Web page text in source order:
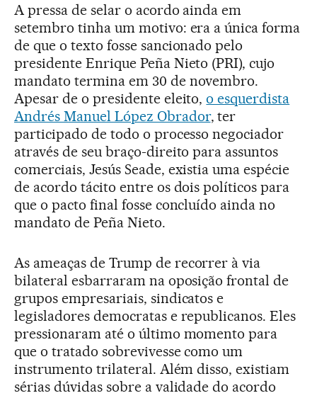
A pressa de selar o acordo ainda em
setembro tinha um motivo: era a única forma
de que o texto fosse sancionado pelo
presidente Enrique Peña Nieto (PRI), cujo
mandato termina em 30 de novembro.
Apesar de o presidente eleito,o esquerdista
Andrés Manuel López Obrador, ter
participado de todo o processo negociador
através de seu braço-direito para assuntos
comerciais, Jesús Seade, existia uma espécie
de acordo tácito entre os dois políticos para
que o pacto final fosse concluído ainda no
mandato de Peña Nieto.
As ameaças de Trump de recorrer à via
bilateral esbarraram na oposição frontal de
grupos empresariais, sindicatos e
legisladores democratas e republicanos. Eles
pressionaram até o último momento para
que o tratado sobrevivesse como um
instrumento trilateral. Além disso, existiam
sérias dúvidas sobre a validade do acordo